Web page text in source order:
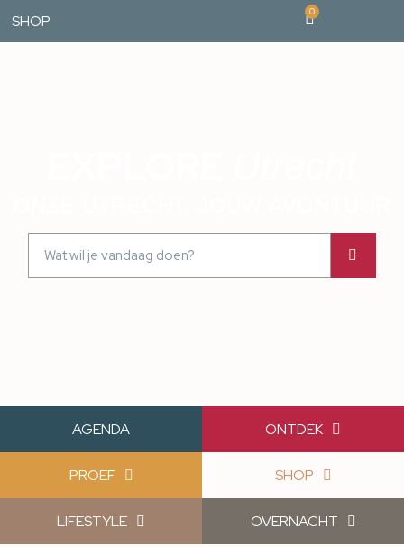
SHOP
0
AGENDA ONTDEK
PROEF SHOP
LIFESTYLE OVERNACHT